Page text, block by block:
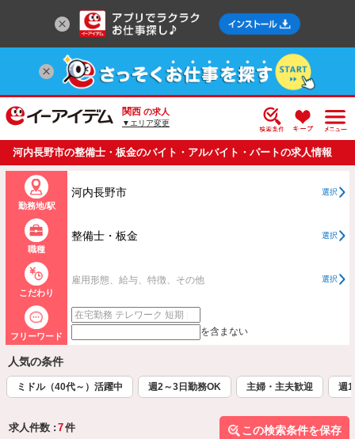
関西 の求人
▼エリア変更
河内長野市の整備士・板金のバイト・アルバイト・パートの求人情報
一覧
勤務地/駅
河内長野市 選択
職種
整備士・板金 選択
こだわり
雇用形態、給与、特徴、その他 選択
フリーワード を含まない
人気の条件
ミドル（40代～）活躍中 週2～3日勤務OK 主婦・主夫歓迎 週
求人件数 : 7件
この検索条件を保存